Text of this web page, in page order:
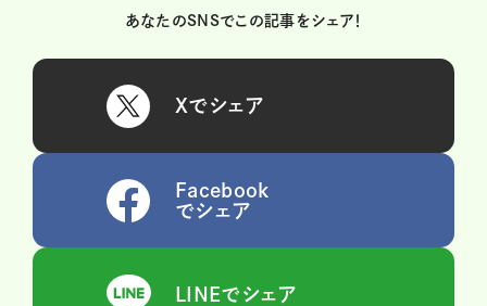
あなたのSNSでこの記事をシェア！
Xでシェア
Facebook
でシェア
LINEでシェア